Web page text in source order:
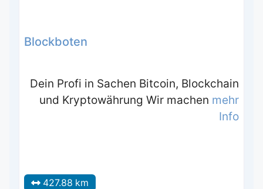
Blockboten
Dein Profi in Sachen Bitcoin, Blockchain
und Kryptowährung Wir machen mehr
Info
427.88 km